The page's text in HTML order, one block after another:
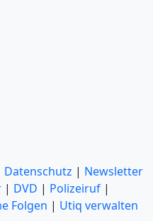
Datenschutz | Newsletter
| DVD | Polizeiruf |
Folgen | Utiq verwalten